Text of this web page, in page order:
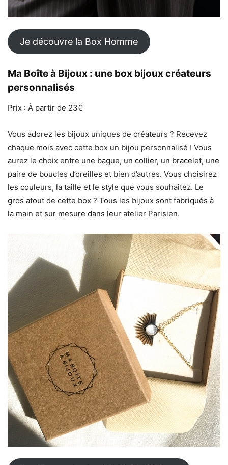
Je découvre la Box Homme
Ma Boîte à Bijoux : une box bijoux créateurs
personnalisés
Prix : À partir de 23€
Vous adorez les bijoux uniques de créateurs ? Recevez
chaque mois avec cette box un bijou personnalisé ! Vous
aurez le choix entre une bague, un collier, un bracelet, une
paire de boucles d’oreilles et bien d’autres. Vous choisirez
les couleurs, la taille et le style que vous souhaitez. Le
gros atout de cette box ? Tous les bijoux sont fabriqués à
la main et sur mesure dans leur atelier Parisien.